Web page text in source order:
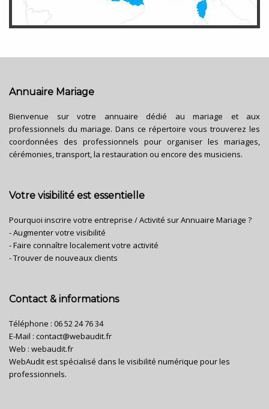
Annuaire Mariage
Bienvenue sur votre annuaire dédié au mariage et aux
professionnels du mariage. Dans ce répertoire vous trouverez les
coordonnées des professionnels pour organiser les mariages,
cérémonies, transport, la restauration ou encore des musiciens.
Votre visibilité est essentielle
Pourquoi inscrire votre entreprise / Activité sur Annuaire Mariage ?
- Augmenter votre visibilité
- Faire connaître localement votre activité
- Trouver de nouveaux clients
Contact & informations
Téléphone : 06 52 24 76 34
E-Mail : contact@webaudit.fr
Web : webaudit.fr
WebAudit est spécialisé dans le visibilité numérique pour les
professionnels.